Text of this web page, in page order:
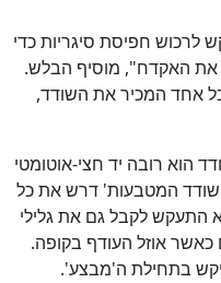
לרכוש חפיסת סיגריות כדי
את האקדח", מוסיף הבלש.
אחד המכיר את השודד,
הוא רובה יד חצי-אוטומטי
שודד המטבעות' דרש את כל
לקבל גם את גלילי
אוזל העודף בקופה.
בתחילת ה'מבצע'.